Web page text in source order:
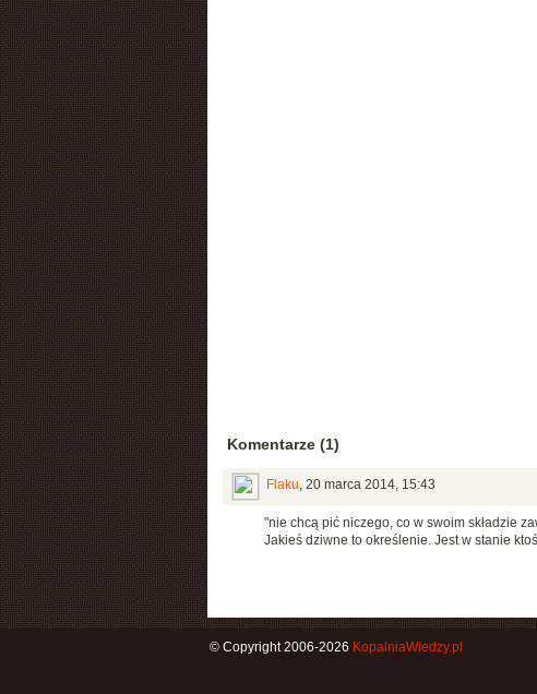
Komentarze (1)
Flaku, 20 marca 2014, 15:43
"nie chcą pić niczego, co w swoim składzie
Jakieś dziwne to określenie. Jest w stanie
© Copyright 2006-2026 KopalniaWiedzy.pl